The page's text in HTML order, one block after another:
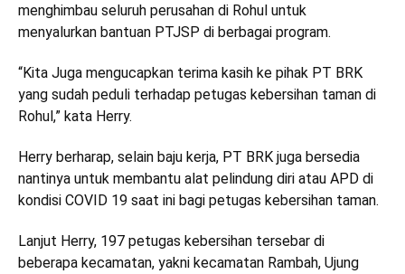
menghimbau seluruh perusahan di Rohul untuk
menyalurkan bantuan PTJSP di berbagai program.
“Kita Juga mengucapkan terima kasih ke pihak PT BRK
yang sudah peduli terhadap petugas kebersihan taman di
Rohul,” kata Herry.
Herry berharap, selain baju kerja, PT BRK juga bersedia
nantinya untuk membantu alat pelindung diri atau APD di
kondisi COVID 19 saat ini bagi petugas kebersihan taman.
Lanjut Herry, 197 petugas kebersihan tersebar di
beberapa kecamatan, yakni kecamatan Rambah, Ujung